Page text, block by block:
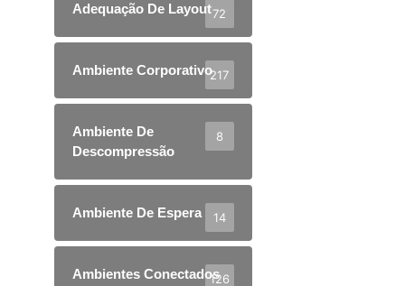
Adequação De Layout72
Ambiente Corporativo217
Ambiente De
Descompressão
8
Ambiente De Espera 14
Ambientes Conectados126